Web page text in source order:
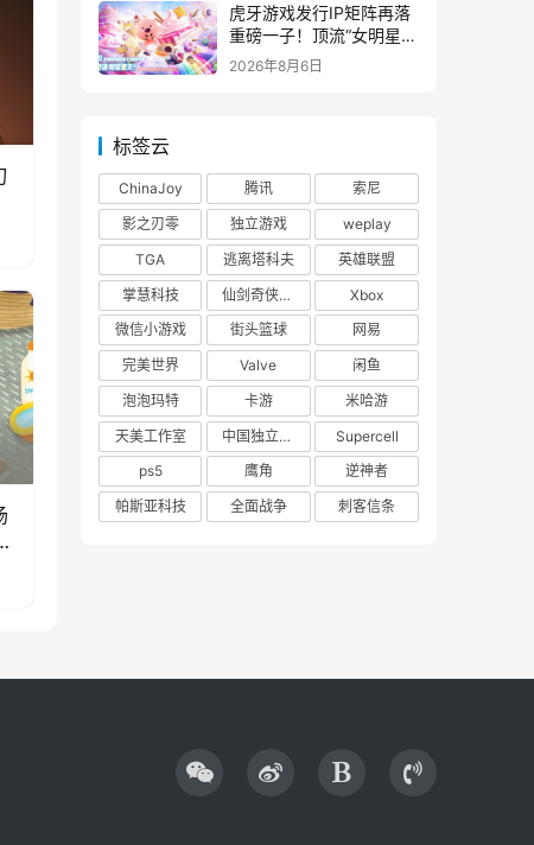
虎牙游戏发行IP矩阵再落
重磅一子！顶流“女明星”
ZANMANG LOOPY 正版
2026年8月6日
标签云
ChinaJoy 腾讯
索尼
影之刃零
独立游戏
weplay
TGA
逃离塔科夫
英雄联盟
掌慧科技
仙剑奇侠传四
Xbox
微信小游戏
街头篮球
网易
完美世界
Valve
闲鱼
泡泡玛特
卡游
米哈游
天美工作室
中国独立游戏联盟
Supercell
ps5
鹰角
逆神者
帕斯亚科技
全面战争 刺客信条